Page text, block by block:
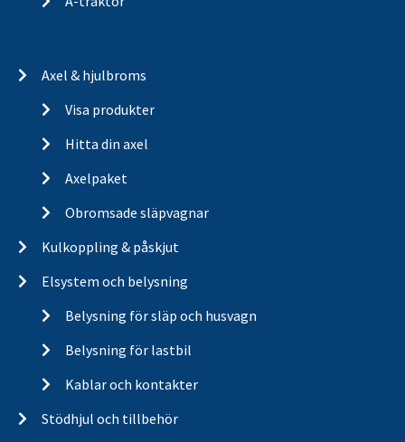
Axel & hjulbroms
Visa produkter
Hitta din axel
Axelpaket
Obromsade släpvagnar
Kulkoppling & påskjut
Elsystem och belysning
Belysning för släp och husvagn
Belysning för lastbil
Kablar och kontakter
Stödhjul och tillbehör